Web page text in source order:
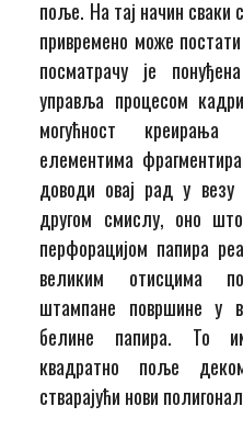
поље. На тај начин сваки
привремено може
посматрачу је
управља процесом
могућност
елементима
доводи овај рад у
другом смислу, оно
перфорацијом папира
великим отисцима
штампане површине у
белине папира. То
квадратно поље
стварајући нови